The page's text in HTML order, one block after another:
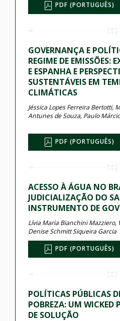
PDF (PORTUGUÊS)
GOVERNANÇA E
REGIME DE EMISSÕES:
E ESPANHA E
SUSTENTÁVEIS EM
CLIMÁTICAS
Jéssica Lopes Ferreira Bertotti,
Antunes de Souza, Paulo
PDF (PORTUGUÊS)
ACESSO À ÁGUA NO
JUDICIALIZAÇÃO DO
INSTRUMENTO DE
Lívia Maria Bianchini Mazziero,
Denise Schmitt Siqueira Garcia
PDF (PORTUGUÊS)
POLÍTICAS PÚBLICAS
POBREZA: UM WICKED
DE SOLUÇÃO